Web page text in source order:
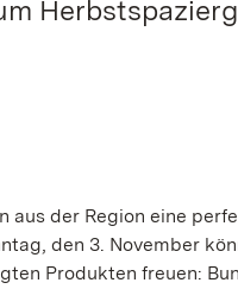
aus der Region eine
den 3. November
Produkten freuen: